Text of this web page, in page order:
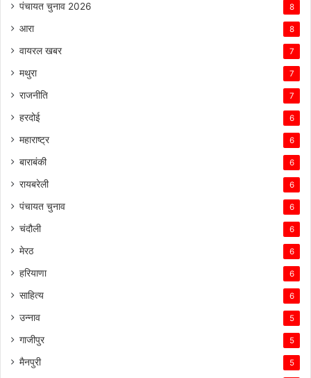
पंचायत चुनाव 2026 8
आरा 8
वायरल खबर 7
मथुरा 7
राजनीति 7
हरदोई 6
महाराष्ट्र 6
बाराबंकी 6
रायबरेली 6
पंचायत चुनाव 6
चंदौली 6
मेरठ 6
हरियाणा 6
साहित्य 6
उन्नाव 5
गाजीपुर 5
मैनपुरी 5